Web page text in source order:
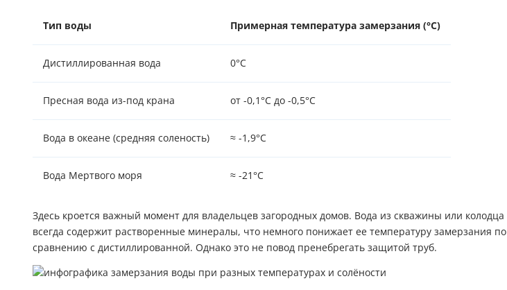
Тип воды Примерная температура замерзания (°C)
Дистиллированная вода 0°C
Пресная вода из-под крана от -0,1°C до -0,5°C
Вода в океане (средняя соленость) ≈ -1,9°C
Вода Мертвого моря ≈ -21°C
Здесь кроется важный момент для владельцев загородных домов. Вода из скважины или колодца
всегда содержит растворенные минералы, что немного понижает ее температуру замерзания по
сравнению с дистиллированной. Однако это не повод пренебрегать защитой труб.